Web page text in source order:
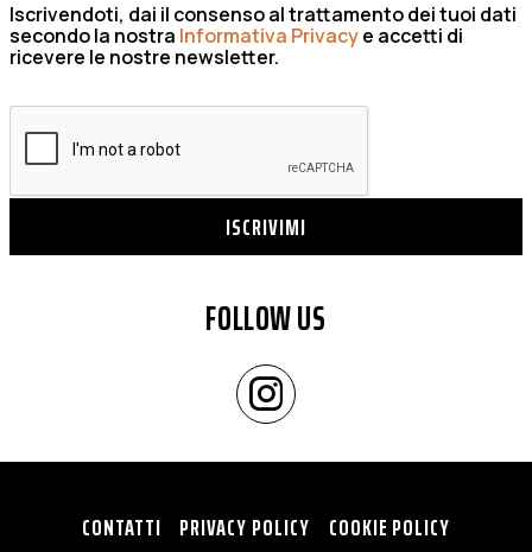
Iscrivendoti, dai il consenso al trattamento dei tuoi dati
secondo la nostra Informativa Privacye accetti di
ricevere le nostre newsletter.
ISCRIVIMI
FOLLOW US
CONTATTI PRIVACY POLICY COOKIE POLICY